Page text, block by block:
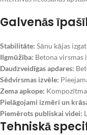
Galvenās
Stabilitāte: Sānu kājas
Ilgmūžība: Betona virsmas
Daudzveidīgas apdares:
Sēdvirsmas izvēle:
Zema apkope:
Pielāgojami izmēri un
Piemērots publiskai videi:
Tehniskā